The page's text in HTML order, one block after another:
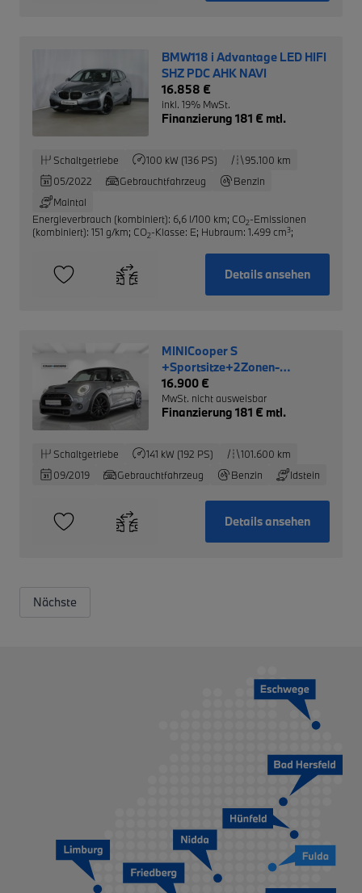
BMW118 i Advantage LED HIFI
SHZ PDC AHK NAVI
16.858 €
inkl. 19% MwSt.
Finanzierung 181 € mtl.
Schaltgetriebe 100 kW (136 PS)
95.100 km
05/2022
Gebrauchtfahrzeug
Benzin
Maintal
Energieverbrauch (kombiniert): 6,6 l/100 km; CO2-Emissionen
(kombiniert): 151 g/km; CO2-Klasse: E; Hubraum: 1.499 cm3;
Details ansehen
MINICooper S
+Sportsitze+2Zonen-
Klimaautom+SHZ+PDCv+h
16.900 €
MwSt. nicht ausweisbar
Finanzierung 181 € mtl.
Schaltgetriebe 141 kW (192 PS)
101.600 km
09/2019
Gebrauchtfahrzeug Benzin Idstein
Details ansehen
Nächste